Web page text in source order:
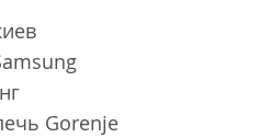
Gorenje